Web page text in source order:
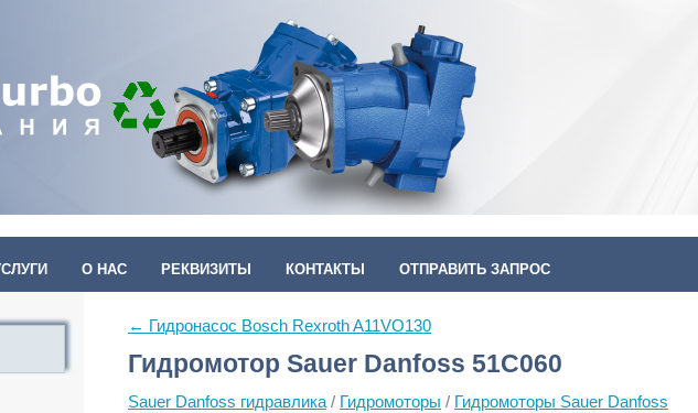
О НАС РЕКВИЗИТЫ КОНТАКТЫ ОТПРАВИТЬ ЗАПРОС
← Гидронасос Bosch Rexroth A11VO130
Гидромотор Sauer Danfoss 51C060
Sauer Danfoss гидравлика / Гидромоторы / Гидромоторы Sauer Danfoss